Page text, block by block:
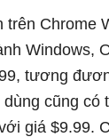
trên Chrome
Windows,
tương
cũng có
giá $9.99.